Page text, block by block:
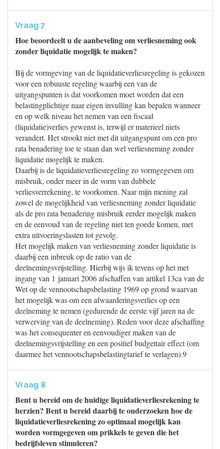
Vraag 7
Hoe beoordeelt u de aanbeveling om verliesneming ook
zonder liquidatie mogelijk te maken?
Bij de vormgeving van de liquidatieverliesregeling is gekozen
voor een robuuste regeling waarbij een van de
uitgangspunten is dat voorkomen moet worden dat een
belastingplichtige naar eigen invulling kan bepalen wanneer
en op welk niveau het nemen van een fiscaal
(liquidatie)verlies gewenst is, terwijl er materieel niets
verandert. Het strookt niet met dit uitgangspunt om een pro
rata benadering toe te staan dan wel verliesneming zonder
liquidatie mogelijk te maken.
Daarbij is de liquidatieverliesregeling zo vormgegeven om
misbruik, onder meer in de vorm van dubbele
verliesverrekening, te voorkomen. Naar mijn mening zal
zowel de mogelijkheid van verliesneming zonder liquidatie
als de pro rata benadering misbruik eerder mogelijk maken
en de eenvoud van de regeling niet ten goede komen, met
extra uitvoeringslasten tot gevolg.
Het mogelijk maken van verliesneming zonder liquidatie is
daarbij een inbreuk op de ratio van de
deelnemingsvrijstelling. Hierbij wijs ik tevens op het met
ingang van 1 januari 2006 afschaffen van artikel 13ca van de
Wet op de vennootschapsbelasting 1969 op grond waarvan
het mogelijk was om een afwaarderingsverlies op een
deelneming te nemen (gedurende de eerste vijf jaren na de
verwerving van de deelneming). Reden voor deze afschaffing
was het consequenter en eenvoudiger maken van de
deelnemingsvrijstelling en een positief budgettair effect (om
daarmee het vennootschapsbelastingtarief te verlagen).9
Vraag 8
Bent u bereid om de huidige liquidatieverliesrekening te
herzien? Bent u bereid daarbij te onderzoeken hoe de
liquidatieverliesrekening zo optimaal mogelijk kan
worden vormgegeven om prikkels te geven die het
bedrijfsleven stimuleren?